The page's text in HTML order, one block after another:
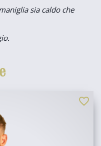
sia caldo che
favorite_border